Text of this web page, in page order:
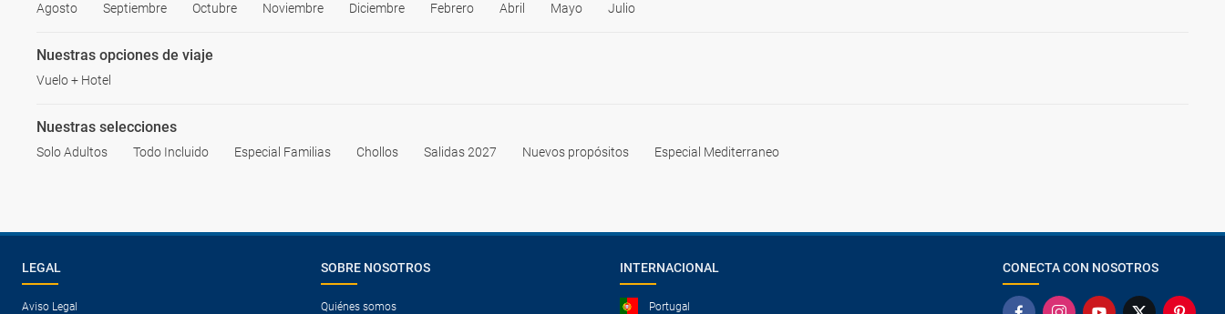
Agosto Septiembre Octubre Noviembre Diciembre Febrero Abril Mayo Julio
Nuestras opciones de viaje
Vuelo + Hotel
Nuestras selecciones
Solo Adultos Todo Incluido Especial Familias Chollos Salidas 2027 Nuevos propósitos Especial Mediterraneo
LEGAL
Aviso Legal
SOBRE NOSOTROS
Quiénes somos
INTERNACIONAL
Portugal
CONECTA CON NOSOTROS